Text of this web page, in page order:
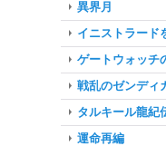
異界月
イニストラード
ゲートウォッチ
戦乱のゼンディ
タルキール龍紀
運命再編